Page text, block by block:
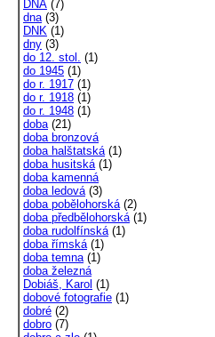
DNA (7)
dna(3)
DNK (1)
dny (3)
do 12. stol. (1)
do 1945 (1)
do r. 1917 (1)
do r. 1918 (1)
do r. 1948 (1)
doba(21)
doba bronzová
doba halštatská(1)
doba husitská(1)
doba kamenná
doba ledová(3)
doba pobělohorská(2)
doba předbělohorská(1)
doba rudolfínská(1)
doba římská(1)
doba temna(1)
doba železná
Dobiáš, Karol (1)
dobové fotografie (1)
dobré (2)
dobro (7)